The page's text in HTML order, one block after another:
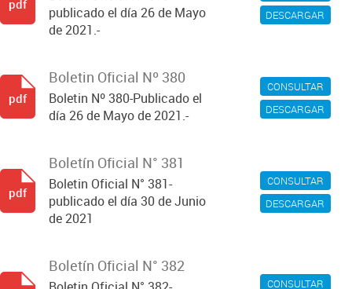
DESCARGAR
publicado el día 26 de Mayo
de 2021.-
pdf
CONSULTAR
DESCARGAR
Boletin Oficial Nº 380
Boletin Nº 380-Publicado el
día 26 de Mayo de 2021.-
pdf
CONSULTAR
DESCARGAR
Boletín Oficial N° 381
Boletin Oficial N° 381-
publicado el día 30 de Junio
de 2021
pdf
CONSULTAR
Boletín Oficial N° 382